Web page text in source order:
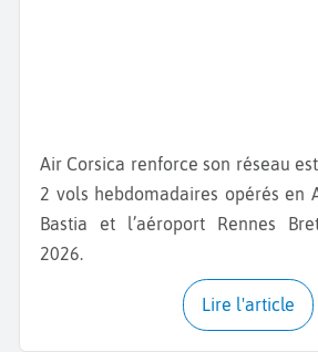
Air Corsica renforce son réseau estival en proposant
2 vols hebdomadaires opérés en
Bastia et l’aéroport Rennes
2026.
Lire l'article